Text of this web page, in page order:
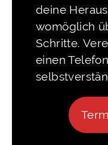
deine
womöglich
Schritte.
einen